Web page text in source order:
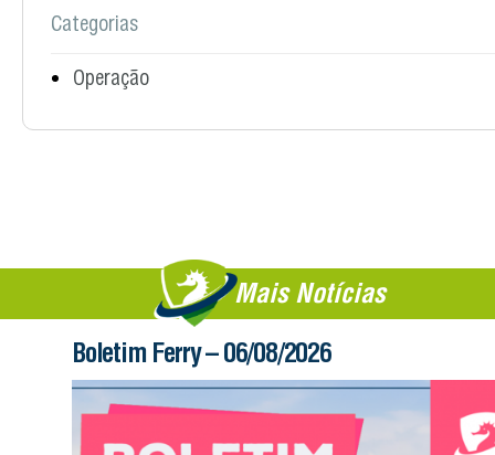
Categorias
Operação
Mais Notícias
Boletim Ferry – 06/08/2026